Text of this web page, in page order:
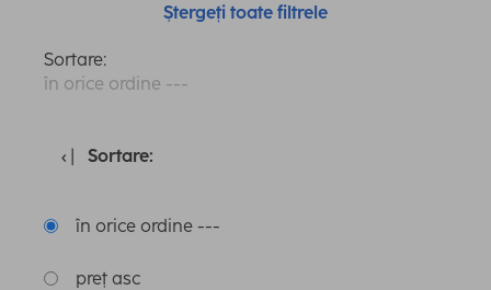
Ștergeți toate filtrele
Sortare:
în orice ordine ---
Sortare:
în orice ordine ---
preț asc